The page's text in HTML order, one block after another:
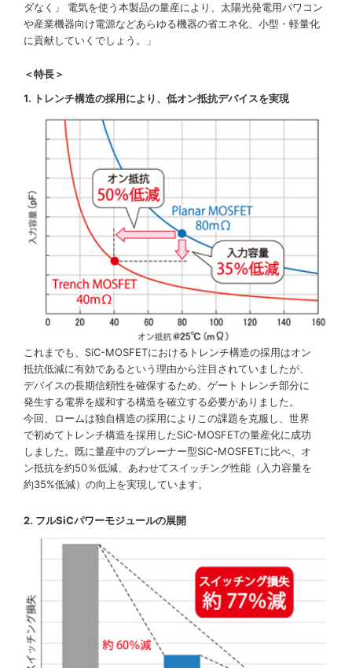
ダなく」 電気を使う本製品の量産により、太陽光発電用パワコン
や産業機器向け電源などあらゆる機器の省エネ化、小型・軽量化
に貢献していくでしょう。」
＜特長＞
1. トレンチ構造の採用により、低オン抵抗デバイスを実現
これまでも、SiC-MOSFETにおけるトレンチ構造の採用はオン
抵抗低減に有効であるという理由から注目されていましたが、
デバイスの長期信頼性を確保するため、ゲートトレンチ部分に
発生する電界を緩和する構造を確立する必要がありました。
今回、ロームは独自構造の採用によりこの課題を克服し、世界
で初めてトレンチ構造を採用したSiC-MOSFETの量産化に成功
しました。既に量産中のプレーナー型SiC-MOSFETに比べ、オ
ン抵抗を約50％低減、あわせてスイッチング性能（入力容量を
約35%低減）の向上を実現しています。
2. フルSiCパワーモジュールの展開